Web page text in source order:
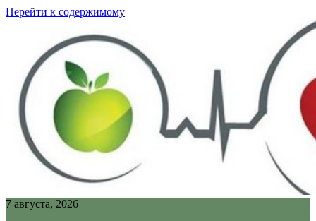
Перейти к содержимому
7 августа, 2026